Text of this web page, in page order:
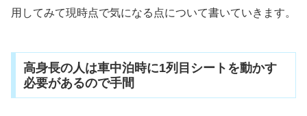
用してみて現時点で気になる点について書いていきます。
高身長の人は車中泊時に1列目シートを動かす
必要があるので手間